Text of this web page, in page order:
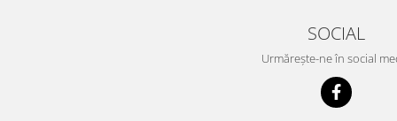
SOCIAL
Urmărește-ne în social